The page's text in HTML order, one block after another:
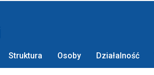
Struktura Osoby Działalność